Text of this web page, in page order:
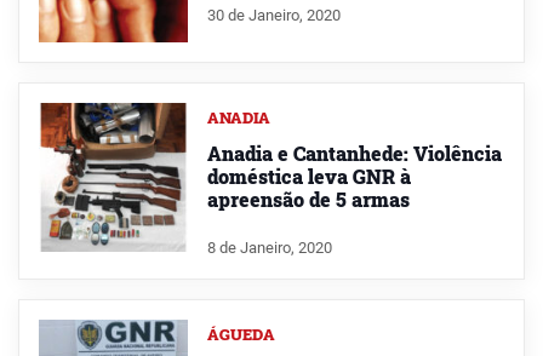
30 de Janeiro, 2020
ANADIA
Anadia e Cantanhede: Violência
doméstica leva GNR à
apreensão de 5 armas
8 de Janeiro, 2020
ÁGUEDA